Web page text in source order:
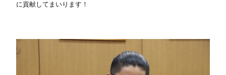
に貢献してまいります！